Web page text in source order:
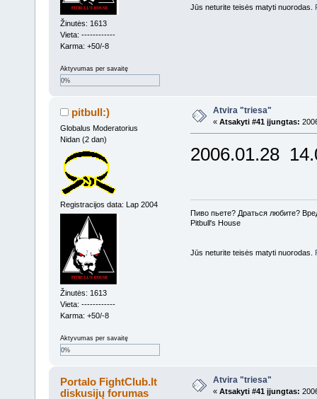
Žinutės: 1613
Vieta: ------------
Karma: +50/-8
Aktyvumas per savaitę
0%
Jūs neturite teisės matyti nuorodas.
pitbull:)
Globalus Moderatorius
Nidan (2 dan)
Registracijos data: Lap 2004
Žinutės: 1613
Vieta: ------------
Karma: +50/-8
Aktyvumas per savaitę
0%
Atvira "triesa"
« Atsakyti #41 įjungtas:
2006.01.28
Пиво пьете? Драться любите?
Pitbull's House
Jūs neturite teisės matyti nuorodas.
Portalo FightClub.lt
diskusijų forumas
Atvira "triesa"
« Atsakyti #41 įjungtas: